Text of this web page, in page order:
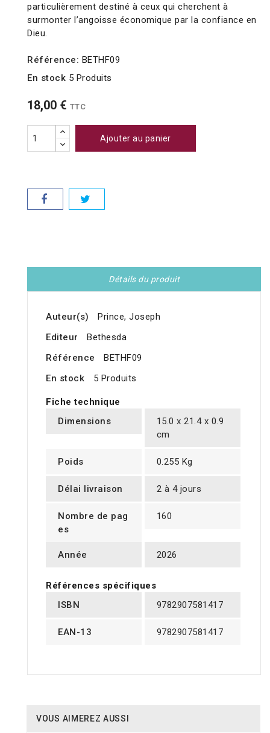
particulièrement destiné à ceux qui cherchent à
surmonter l’angoisse économique par la confiance en
Dieu.
Référence: BETHF09
En stock 5 Produits
18,00 € TTC
Ajouter au panier
Détails du produit
Auteur(s)
Prince, Joseph
Editeur
Bethesda
Référence
BETHF09
En stock
5 Produits
Fiche technique
Dimensions
15.0 x 21.4 x 0.9
cm
Poids 0.255 Kg
Délai livraison 2 à 4 jours
Nombre de pag
es
160
Année 2026
Références spécifiques
ISBN
9782907581417
EAN-13 9782907581417
VOUS AIMEREZ AUSSI